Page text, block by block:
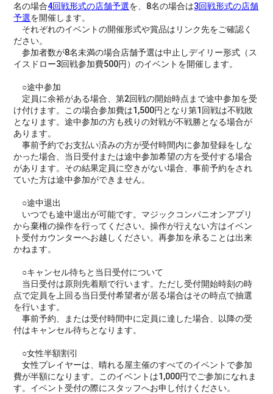
名の場合4回戦形式の店舗予選を、8名の場合は3回戦形式の店舗
予選を開催します。
それぞれのイベントの開催形式や賞品はリンク先をご確認く
ださい。
参加者数が8名未満の場合店舗予選は中止しデイリー形式（ス
イスドロー3回戦参加費500円）のイベントを開催します。
○途中参加
定員に余裕がある場合、第2回戦の開始時点まで途中参加を受
け付けます。この場合参加費は1,500円となり第1回戦は不戦敗
となります。途中参加の方も残りの対戦が不戦勝となる場合が
あります。
事前予約でお支払い済みの方が受付時間内に参加登録をしな
かった場合、当日受付または途中参加希望の方を受付する場合
があります。その結果定員に空きがない場合、事前予約をされ
ていた方は途中参加ができません。
○途中退出
いつでも途中退出が可能です。マジックコンパニオンアプリ
から棄権の操作を行ってください。操作が行えない方はイベン
ト受付カウンターへお越しください。再参加を承ることは出来
かねます。
○キャンセル待ちと当日受付について
当日受付は原則先着順で行います。ただし受付開始時刻の時
点で定員を上回る当日受付希望者が居る場合はその時点で抽選
を行います。
事前予約、または受付時間中に定員に達した場合、以降の受
付はキャンセル待ちとなります。
○女性半額割引
女性プレイヤーは、晴れる屋主催のすべてのイベントで参加
費が半額になります。このイベントは1,000円でご参加になれま
す。イベント受付の際にスタッフへお申し付けください。